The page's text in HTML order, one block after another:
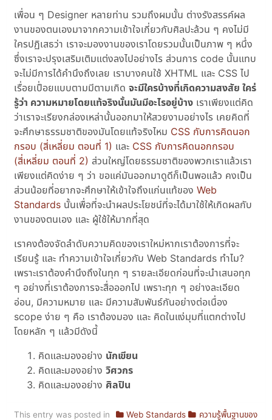
เพื่อน ๆ Designer หลายท่าน รวมถึงผมนั้น ต่างรังสรรค์ผล
งานของตนเองมาจากความเข้าใจเกี่ยวกับศิลปะล้วน ๆ คงไม่มี
ใครปฏิเสธว่า เราจะมองงานของเราโดยรวมนั้นเป็นภาพ ๆ หนึ่ง
ซึ่งเราจะปรุงเสริมเติมแต่งลงไปอย่างไร ส่วนการ code นั้นแทบ
จะไม่มีการได้คำนึงถึงเลย เราบางคนใช้ XHTML และ CSS ไป
เรื่อยเปื่อยแบบตามมีตามเกิดจะมีใครบ้างที่เกิดความสงสัย ใคร่
รู้ว่า ความหมายโดยแท้จริงนั้นมันมีอะไรอยู่บ้าง เราเพียงแต่คิด
ว่าเราจะเรียงกล่องเหล่านั้นออกมาให้สวยงามอย่างไร เคยคิดที่
จะศึกษาธรรมชาติของมันโดยแท้จริงไหม CSS กับการคิดนอก
กรอบ (สี่เหลี่ยม ตอนที่ 1) และ CSS กับการคิดนอกกรอบ
(สี่เหลี่ยม ตอนที่ 2) ส่วนใหญ่โดยธรรมชาติของพวกเราแล้วเรา
เพียงแต่คิดง่าย ๆ ว่า ขอแค่มันออกมาดูดีก็เป็นพอแล้ว คงเป็น
ส่วนน้อยที่อยากจะศึกษาให้เข้าใจถึงแก่นแท้ของWeb
Standards นั้นเพื่อที่จะนำผลประโยชน์ที่จะได้มาใช้ให้เกิดผลกับ
งานของตนเอง และ ผู้ใช้ให้มากที่สุด
เราคงต้องจัดลำดับความคิดของเราใหม่หากเราต้องการที่จะ
เรียนรู้ และ ทำความเข้าใจเกี่ยวกับ Web Standards ทำไม?
เพราะเราต้องคำนึงถึงในทุก ๆ รายละเอียดก่อนที่จะนำเสนอทุก
ๆ อย่างที่เราต้องการจะสื่อออกไป เพราะทุก ๆ อย่างละเอียด
อ่อน, มีความหมาย และ มีความสัมพันธ์กันอย่างต่อเนื่อง
scope ง่าย ๆ คือ เราต้องมอง และ คิดในแง่มุมที่แตกต่างไป
โดยหลัก ๆ แล้วมีดังนี้
คิดและมองอย่าง นักเขียน
คิดและมองอย่างวิศวกร
คิดและมองอย่าง ศิลปิน
This entry was posted in Web Standards
ความรู้พื้นฐานของ